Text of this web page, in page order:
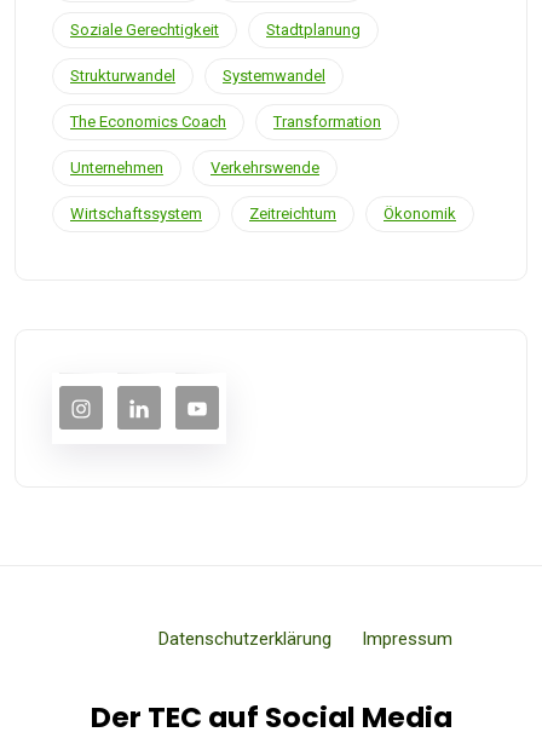
Soziale Gerechtigkeit Stadtplanung
Strukturwandel Systemwandel
The Economics Coach Transformation
Unternehmen Verkehrswende
Wirtschaftssystem Zeitreichtum Ökonomik
Datenschutzerklärung Impressum
Der TEC auf Social Media